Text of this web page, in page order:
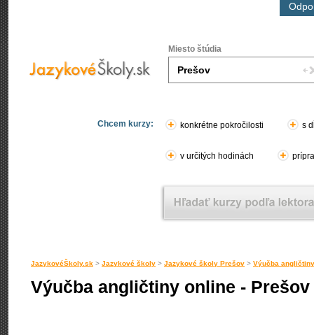
Miesto štúdia
Chcem kurzy: konkrétne pokročilosti s
v určitých hodinách
JazykovéŠkoly.sk > Jazykové školy > Jazykové školy Prešov > Výučba
Výučba angličtiny online - Prešov